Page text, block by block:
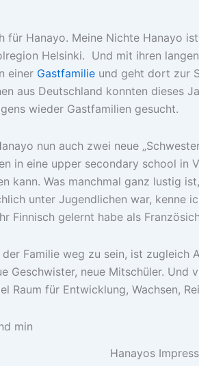
Hanayo. Meine Nichte Hanayo
Helsinki. Und mit ihren
einer Gastfamilie und geht dort zur
aus Deutschland konnten dieses
wieder Gastfamilien gesucht.
nun auch zwei neue
in eine upper secondary school
kann. Was manchmal ganz lustig
unter Jugendlichen war,
Finnisch gelernt habe als
Familie weg zu sein, ist zugleich
Geschwister, neue Mitschüler.
Raum für Entwicklung, Wachsen,
Hanayos